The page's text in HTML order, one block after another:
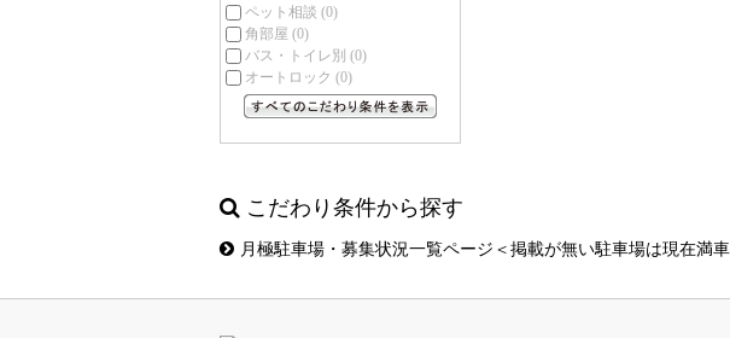
ペット相談 (0)
角部屋 (0)
バス・トイレ別 (0)
オートロック (0)
こだわり条件から探す
月極駐車場・募集状況一覧ページ＜掲載が無い駐車場は現在満